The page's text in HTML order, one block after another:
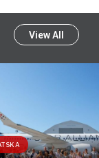
View All